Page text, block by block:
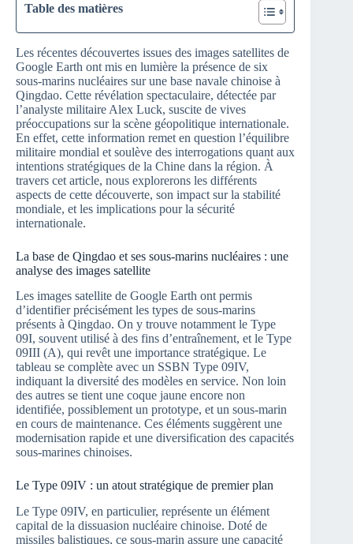
Table des matières
Les récentes découvertes issues des images satellites de
Google Earth ont mis en lumière la présence de six
sous-marins nucléaires sur une base navale chinoise à
Qingdao. Cette révélation spectaculaire, détectée par
l’analyste militaire Alex Luck, suscite de vives
préoccupations sur la scène géopolitique internationale.
En effet, cette information remet en question l’équilibre
militaire mondial et soulève des interrogations quant aux
intentions stratégiques de la Chine dans la région. À
travers cet article, nous explorerons les différents
aspects de cette découverte, son impact sur la stabilité
mondiale, et les implications pour la sécurité
internationale.
La base de Qingdao et ses sous-marins nucléaires : une
analyse des images satellite
Les images satellite de Google Earth ont permis
d’identifier précisément les types de sous-marins
présents à Qingdao. On y trouve notamment le Type
09I, souvent utilisé à des fins d’entraînement, et le Type
09III (A), qui revêt une importance stratégique. Le
tableau se complète avec un SSBN Type 09IV,
indiquant la diversité des modèles en service. Non loin
des autres se tient une coque jaune encore non
identifiée, possiblement un prototype, et un sous-marin
en cours de maintenance. Ces éléments suggèrent une
modernisation rapide et une diversification des capacités
sous-marines chinoises.
Le Type 09IV : un atout stratégique de premier plan
Le Type 09IV, en particulier, représente un élément
capital de la dissuasion nucléaire chinoise. Doté de
missiles balistiques, ce sous-marin assure une capacité